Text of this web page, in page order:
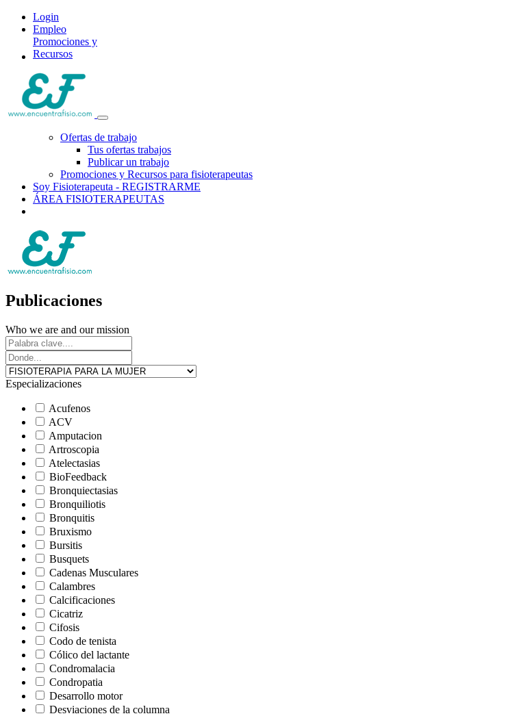
Login
Empleo
Promociones y
Recursos
Ofertas de trabajo
Tus ofertas trabajos
Publicar un trabajo
Promociones y Recursos para fisioterapeutas
Soy Fisioterapeuta - REGISTRARME
ÁREA FISIOTERAPEUTAS
Publicaciones
Who we are and our mission
Especializaciones
Acufenos
ACV
Amputacion
Artroscopia
Atelectasias
BioFeedback
Bronquiectasias
Bronquiliotis
Bronquitis
Bruxismo
Bursitis
Busquets
Cadenas Musculares
Calambres
Calcificaciones
Cicatriz
Cifosis
Codo de tenista
Cólico del lactante
Condromalacia
Condropatia
Desarrollo motor
Desviaciones de la columna